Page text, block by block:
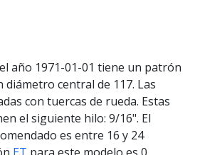
año 1971-01-01 tiene un patrón
diámetro central de 117. Las
con tuercas de rueda. Estas
el siguiente hilo: 9/16". El
es entre 16 y 24